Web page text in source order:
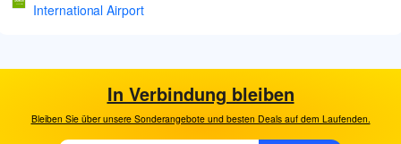
International Airport
In Verbindung bleiben
Bleiben Sie über unsere Sonderangebote und besten Deals auf dem Laufenden.